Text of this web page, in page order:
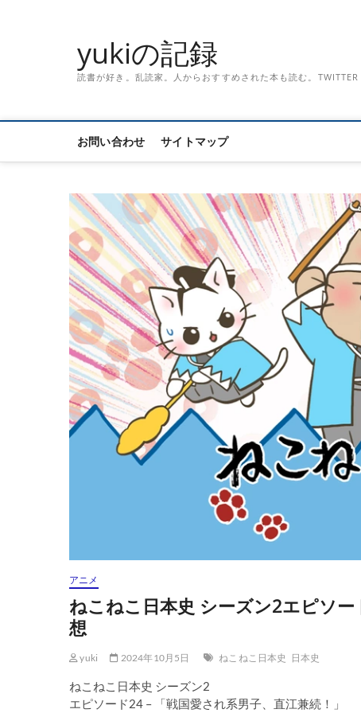
yukiの記録
読書が好き。乱読家。人からおすすめされた本も読む。
お問い合わせ サイトマップ
アニメ
ねこねこ日本史 シーズン2エピソ
想
yuki 2024年10月5日 ねこねこ日本史 日本史
ねこねこ日本史 シーズン2
エピソード24 – 「戦国愛され系男子、直江兼続！」